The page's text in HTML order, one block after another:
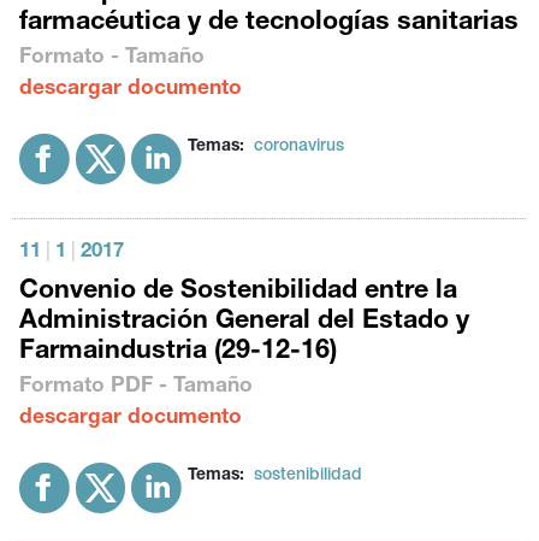
farmacéutica y de tecnologías sanitarias
Formato - Tamaño
descargar documento
Temas: coronavirus
11 1 2017
Convenio de Sostenibilidad entre la
Administración General del Estado y
Farmaindustria (29-12-16)
Formato PDF - Tamaño
descargar documento
Temas: sostenibilidad